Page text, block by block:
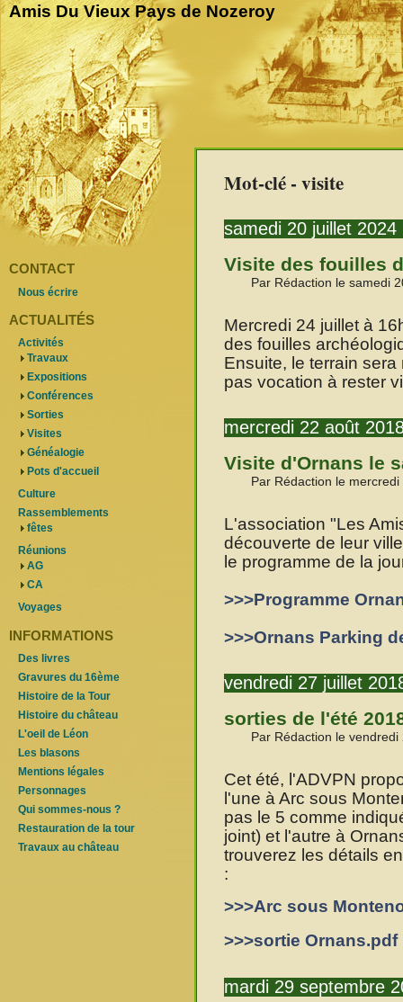
Amis Du Vieux Pays de Nozeroy
Mot-clé - visite
samedi 20 juillet 2024
Visite des fouilles
Par Rédaction le samedi
Mercredi 24 juillet à
des fouilles
Ensuite, le terrain
pas vocation à rester
mercredi 22 août
Visite d'Ornans le
Par Rédaction le
L'association "Les
découverte de leur
le programme de la
>>>Programme
>>>Ornans Parking
vendredi 27 juillet
sorties de l'été
Par Rédaction le
Cet été, l'ADVPN
l'une à Arc sous
pas le 5 comme
joint) et l'autre à
trouverez les détails
:
>>>Arc sous
>>>sortie Ornans.pdf
mardi 29 septembre
CONTACT
Nous écrire
ACTUALITÉS
Activités
Travaux
Expositions
Conférences
Sorties
Visites
Généalogie
Pots d'accueil
Culture
Rassemblements
fêtes
Réunions
AG
CA
Voyages
INFORMATIONS
Des livres
Gravures du 16ème
Histoire de la Tour
Histoire du château
L'oeil de Léon
Les blasons
Mentions légales
Personnages
Qui sommes-nous ?
Restauration de la tour
Travaux au château